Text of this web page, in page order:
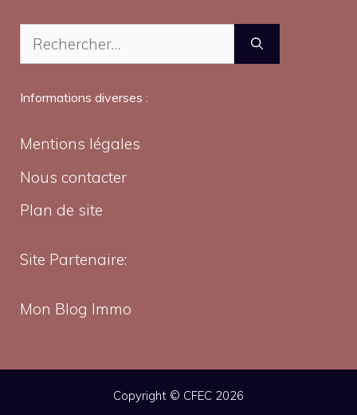
Rechercher :
Informations diverses :
Mentions légales
Nous contacter
Plan de site
Site Partenaire:
Mon Blog Immo
Copyright © CFEC 2026